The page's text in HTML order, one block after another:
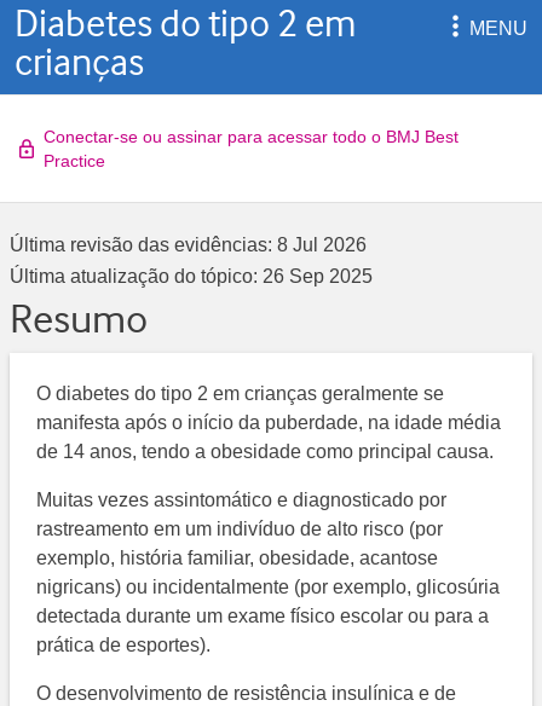
Diabetes do tipo 2 em
crianças
MENU
Conectar-se ou assinar para acessar todo o BMJ Best
Practice
Última revisão das evidências: 8 Jul 2026
Última atualização do tópico: 26 Sep 2025
Resumo
O diabetes do tipo 2 em crianças geralmente se
manifesta após o início da puberdade, na idade média
de 14 anos, tendo a obesidade como principal causa.
Muitas vezes assintomático e diagnosticado por
rastreamento em um indivíduo de alto risco (por
exemplo, história familiar, obesidade, acantose
nigricans) ou incidentalmente (por exemplo, glicosúria
detectada durante um exame físico escolar ou para a
prática de esportes).
O desenvolvimento de resistência insulínica e de